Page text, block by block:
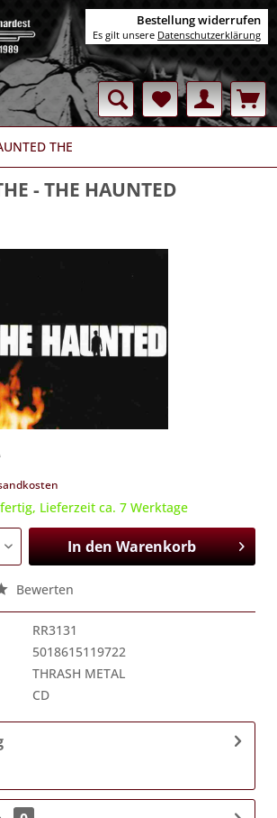
THE
- THE HAUNTED
Lieferzeit ca. 7 Werktage
In denWarenkorb
Bewerten
RR3131
5018615119722
THRASH METAL
CD
Bestellung widerrufen
Es gilt unsere Datenschutzerklärung